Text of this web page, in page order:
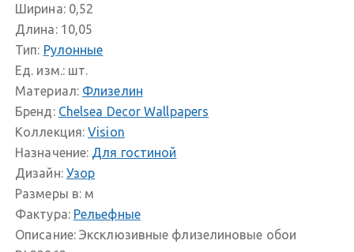
Ширина:0,52
Длина:10,05
Тип: Рулонные
Ед. изм.:шт.
Материал: Флизелин
Бренд: Chelsea Decor Wallpapers
Коллекция: Vision
Назначение: Для гостиной
Дизайн: Узор
Размеры в: м
Фактура: Рельефные
Описание:Эксклюзивные флизелиновые обои